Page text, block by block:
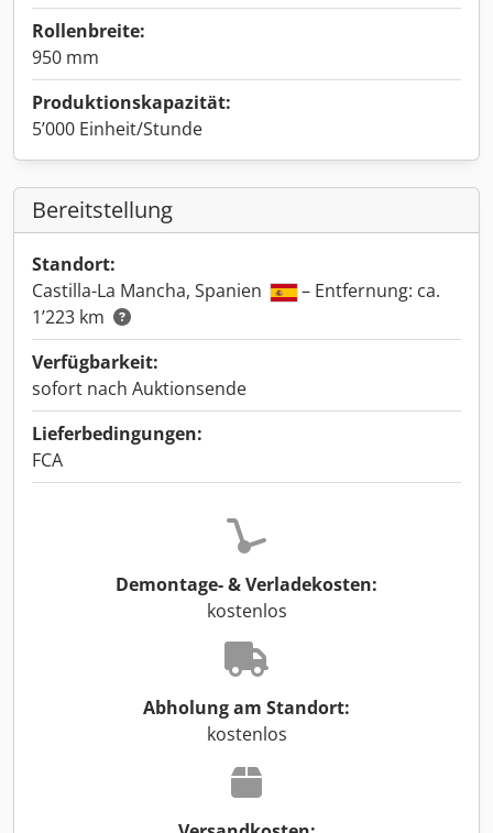
Rollenbreite:
950 mm
Produktionskapazität:
5’000 Einheit/Stunde
Bereitstellung
Standort:
Castilla-La Mancha, Spanien
– Entfernung: ca.
1’223 km
Verfügbarkeit:
sofort nach Auktionsende
Lieferbedingungen:
FCA
Demontage- & Verladekosten:
kostenlos
Abholung am Standort:
kostenlos